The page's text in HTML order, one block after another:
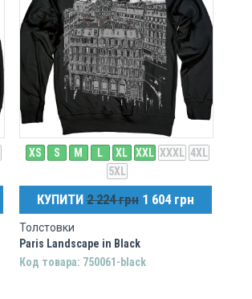
XS S M L XL XXL XXXL 4XL
5XL
КУПИТИ 2 224 грн 1 604 грн
Толстовки
Paris Landscape in Black
Код товара: 750061-black